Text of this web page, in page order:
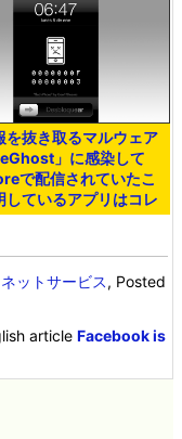
を抜き取るマルウェア
」に感染して
で配信されていたこ
しているアプリはコレ
ネットサービス, Posted
articleFacebook is